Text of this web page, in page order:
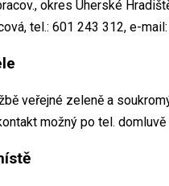
okres Uherské
tel.: 601 243 312, e-
veřejné zeleně a
možný po tel. domluvě